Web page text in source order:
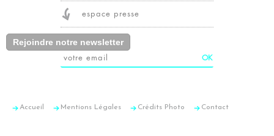
espace presse
Rejoindre notre newsletter
Accueil Mentions Légales Crédits Photo Contact